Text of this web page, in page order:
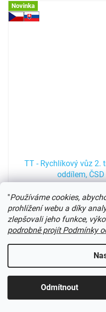
"Používáme cookies,
prohlížení webu a díky
zlepšovali jeho funkce,
podrobně projít Podmínky
Odmítnout
Novinka
TT - Rychlíkový vůz 2.
oddílem,
1 299 Kč
Novinka 2026